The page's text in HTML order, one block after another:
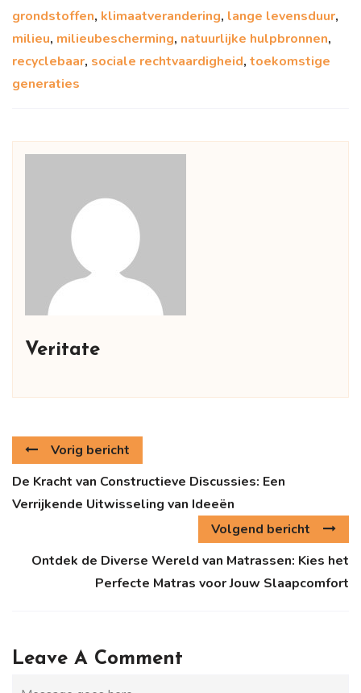
grondstoffen, klimaatverandering, lange levensduur,
milieu, milieubescherming, natuurlijke hulpbronnen,
recyclebaar, sociale rechtvaardigheid, toekomstige
generaties
Veritate
Vorig bericht
De Kracht van Constructieve Discussies: Een
Verrijkende Uitwisseling van Ideeën
Volgend bericht
Ontdek de Diverse Wereld van Matrassen: Kies het
Perfecte Matras voor Jouw Slaapcomfort
Leave A Comment